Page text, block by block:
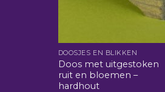
DOOSJES EN BLIKKEN
Doos met uitgestoken
ruit en bloemen –
hardhout